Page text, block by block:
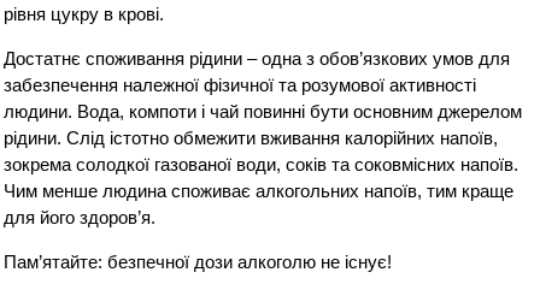
рівня цукру в крові.
Достатнє споживання рідини – одна з обов’язкових умов для
забезпечення належної фізичної та розумової активності
людини. Вода, компоти і чай повинні бути основним джерелом
рідини. Слід істотно обмежити вживання калорійних напоїв,
зокрема солодкої газованої води, соків та соковмісних напоїв.
Чим менше людина споживає алкогольних напоїв, тим краще
для його здоров’я.
Пам’ятайте: безпечної дози алкоголю не існує!